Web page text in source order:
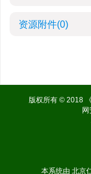
资源附件(0)
版权所有 © 2018
本系统由 北京